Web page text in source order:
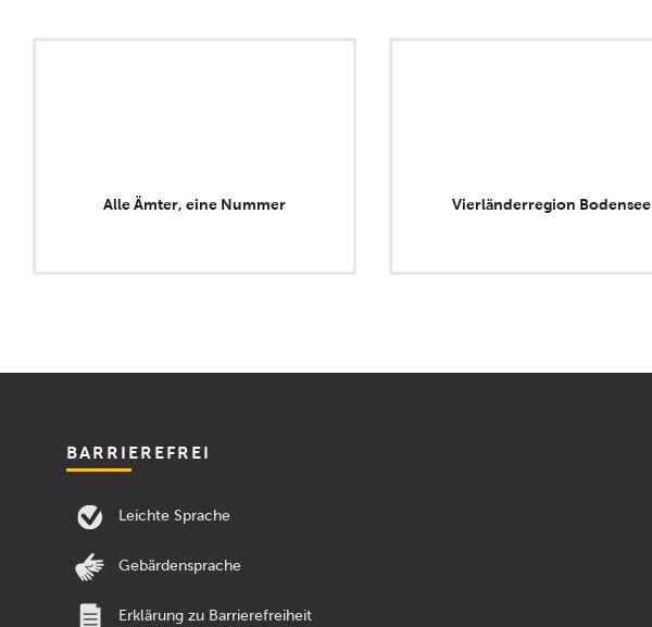
Alle Ämter, eine Nummer Vierländerregion Bodensee
BARRIEREFREI
Leichte Sprache
Gebärdensprache
Erklärung zu Barrierefreiheit